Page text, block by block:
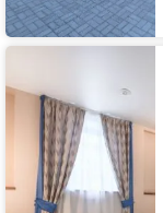
Гостиница
Корона